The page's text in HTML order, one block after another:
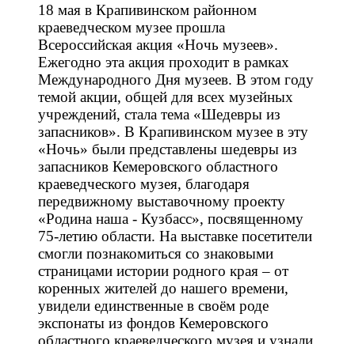
18 мая в Крапивинском районном
краеведческом музее прошла
Всероссийская акция «Ночь музеев».
Ежегодно эта акция проходит в рамках
Международного Дня музеев. В этом году
темой акции, общей для всех музейных
учреждений, стала тема «Шедевры из
запасников». В Крапивинском музее в эту
«Ночь» были представлены шедевры из
запасников Кемеровского областного
краеведческого музея, благодаря
передвижному выставочному проекту
«Родина наша - Кузбасс», посвященному
75-летию области. На выставке посетители
смогли познакомиться со знаковыми
страницами истории родного края – от
коренных жителей до нашего времени,
увидели единственные в своём роде
экспонаты из фондов Кемеровского
областного краеведческого музея и узнали